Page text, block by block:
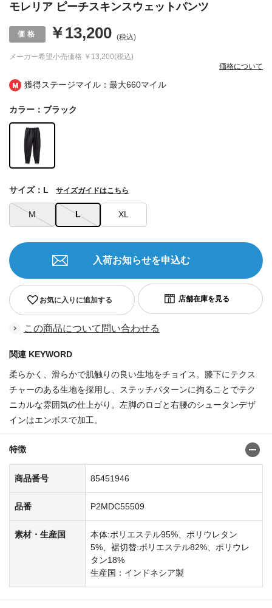
獲得ステージマイル：最大660マイル
モレリア ピーチスキンスウェットパンツ
メーカー希望小売価格 ￥13,200(税込)
￥13,200 (税込)
価格について
カラー：ブラック
M L XL
サイズ：L サイズガイドはこちら
お気に入りに追加する
入荷お知らせを申込む
この商品について問い合わせる
関連 KEYWORD
柔らかく、滑らかで肌触りの良い生地をチョイス。膝下にテクス
チャーのある生地を採用し、ステッチパターンに拘ることでテク
ニカルな雰囲気の仕上がり。左脚のロゴと右腰のシュータンデザ
インはエンボスで加工。
特徴
商品番号 85451946
品番 P2MDC55509
素材・生産国
本体:ポリエステル95%、ポリウレタン
5%、裾切替:ポリエステル82%、ポリウレ
タン18%
生産国：インドネシア製